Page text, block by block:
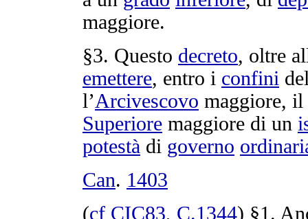
maggiore.
§3. Questo decreto, oltre
emettere, entro i confini
l’Arcivescovo maggiore, il
Superiore maggiore di un
potestà di governo
Can. 1403
(cf CIC83, C.1344) §1.